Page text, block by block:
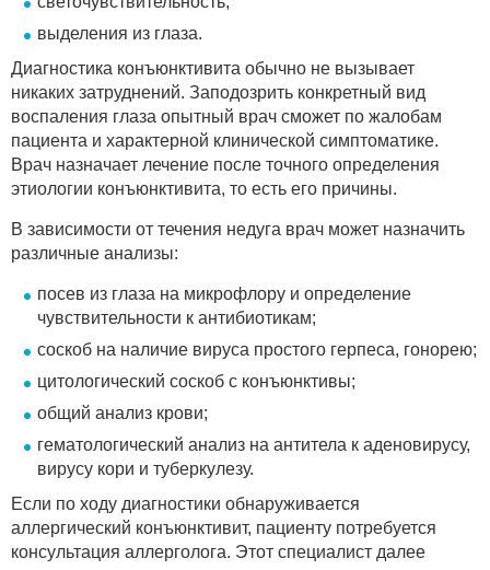
выделения из глаза.
Диагностика конъюнктивита обычно не вызывает
никаких затруднений. Заподозрить конкретный вид
воспаления глаза опытный врач сможет по жалобам
пациента и характерной клинической симптоматике.
Врач назначает лечение после точного определения
этиологии конъюнктивита, то есть его причины.
В зависимости от течения недуга врач может назначить
различные анализы:
посев из глаза на микрофлору и определение
чувствительности к антибиотикам;
соскоб на наличие вируса простого герпеса, гонорею;
цитологический соскоб с конъюнктивы;
общий анализ крови;
гематологический анализ на антитела к аденовирусу,
вирусу кори и туберкулезу.
Если по ходу диагностики обнаруживается
аллергический конъюнктивит, пациенту потребуется
консультация аллерголога. Этот специалист далее